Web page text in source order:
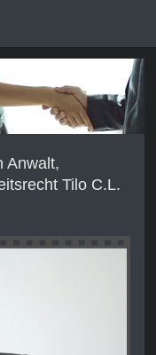
Anwalt,
Tilo C.L.